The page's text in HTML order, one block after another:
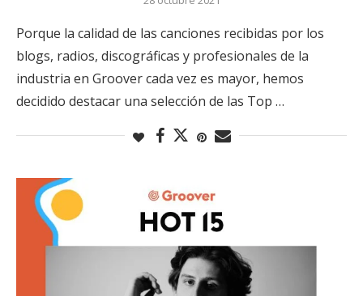
Porque la calidad de las canciones recibidas por los
blogs, radios, discográficas y profesionales de la
industria en Groover cada vez es mayor, hemos
decidido destacar una selección de las Top …